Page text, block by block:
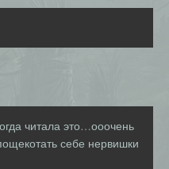
читала это…ооочень
себе нервишки